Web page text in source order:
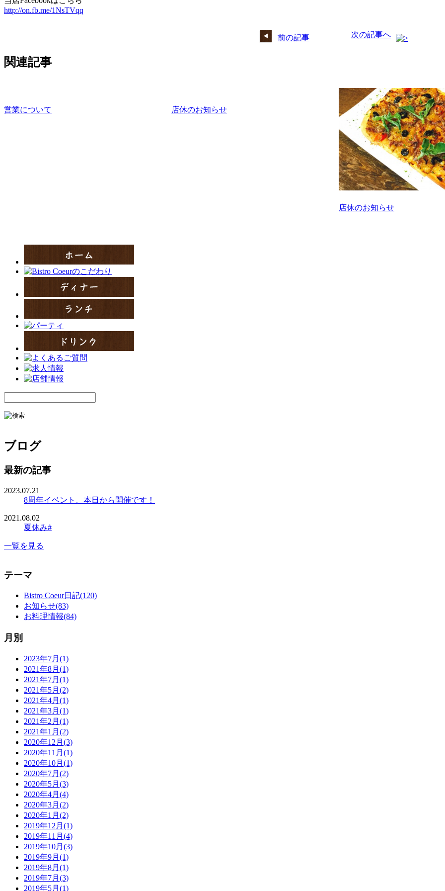
http://on.fb.me/1NsTVqq
前の記事 次の記事へ
関連記事
営業について 店休のお知らせ
店休のお知らせ
ブログ
最新の記事
2023.07.21
8周年イベント、本日から開催です！
2021.08.02
夏休み#
一覧を見る
テーマ
Bistro Coeur日記(120)
お知らせ(83)
お料理情報(84)
月別
2023年7月(1)
2021年8月(1)
2021年7月(1)
2021年5月(2)
2021年4月(1)
2021年3月(1)
2021年2月(1)
2021年1月(2)
2020年12月(3)
2020年11月(1)
2020年10月(1)
2020年7月(2)
2020年5月(3)
2020年4月(4)
2020年3月(2)
2020年1月(2)
2019年12月(1)
2019年11月(4)
2019年10月(3)
2019年9月(1)
2019年8月(1)
2019年7月(3)
2019年5月(1)